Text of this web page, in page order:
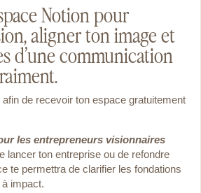
Notion pour
aligner ton image et
d’une communication
de recevoir ton espace gratuitement
les entrepreneurs visionnaires
lancer ton entreprise ou de refondre
te permettra de clarifier les fondations
impact.